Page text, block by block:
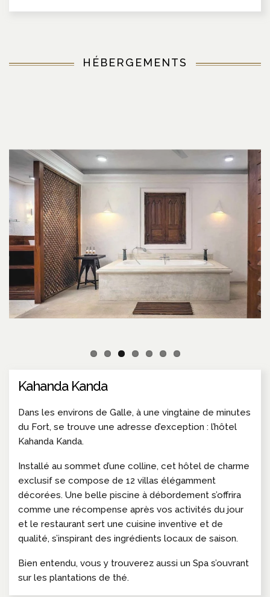
HÉBERGEMENTS
Kahanda Kanda
Dans les environs de Galle, à une vingtaine de minutes
du Fort, se trouve une adresse d’exception : l’hôtel
Kahanda Kanda.
Installé au sommet d’une colline, cet hôtel de charme
exclusif se compose de 12 villas élégamment
décorées. Une belle piscine à débordement s’offrira
comme une récompense après vos activités du jour
et le restaurant sert une cuisine inventive et de
qualité, s’inspirant des ingrédients locaux de saison.
Bien entendu, vous y trouverez aussi un Spa s’ouvrant
sur les plantations de thé.